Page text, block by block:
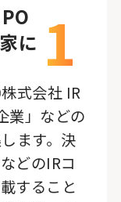
に 1
式会社 IR
業」などの
ます。決
どのIRコ
すること